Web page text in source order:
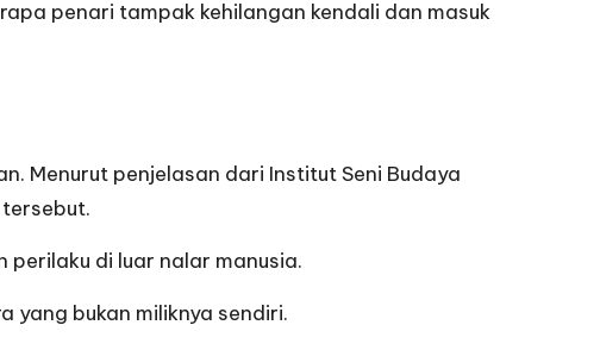
penari tampak kehilangan kendali dan masuk
Menurut penjelasan dari Institut Seni Budaya
di luar nalar manusia.
yang bukan miliknya sendiri.